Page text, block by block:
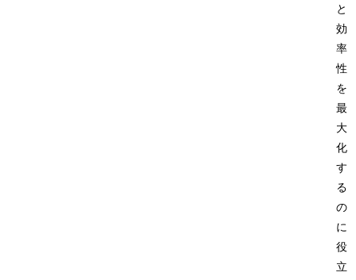
と
効
率
性
を
最
大
化
す
る
の
に
役
立